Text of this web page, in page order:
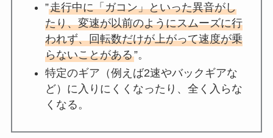
”走行中に「ガコン」といった異音がし
たり、変速が以前のようにスムーズに行
われず、回転数だけが上がって速度が乗
らないことがある”。
特定のギア（例えば2速やバックギアな
ど）に入りにくくなったり、全く入らな
くなる。